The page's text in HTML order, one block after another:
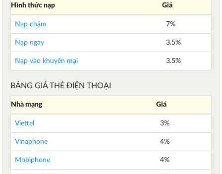
Hình thức nạp Giá
Nạp chậm 7%
Nạp ngay 3.5%
Nạp vào khuyến mại 3.5%
BẢNG GIÁ THẺ ĐIỆN THOẠI
Nhà mạng Giá
Viettel 3%
Vinaphone 4%
Mobiphone 4%